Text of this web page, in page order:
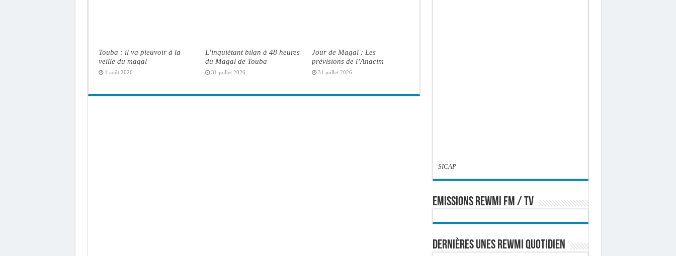
Touba : il va pleuvoir à la
veille du magal
1 août 2026
L’inquiétant bilan à 48 heures
du Magal de Touba
31 juillet 2026
Jour de Magal : Les
prévisions de l’Anacim
31 juillet 2026
SICAP
EMISSIONS REWMI FM / TV
Dernières Unes Rewmi Quotidien